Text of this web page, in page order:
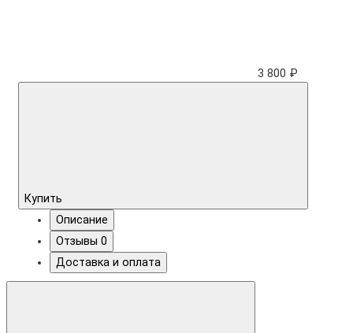
3 800 ₽
Купить
Описание
Отзывы 0
Доставка и оплата